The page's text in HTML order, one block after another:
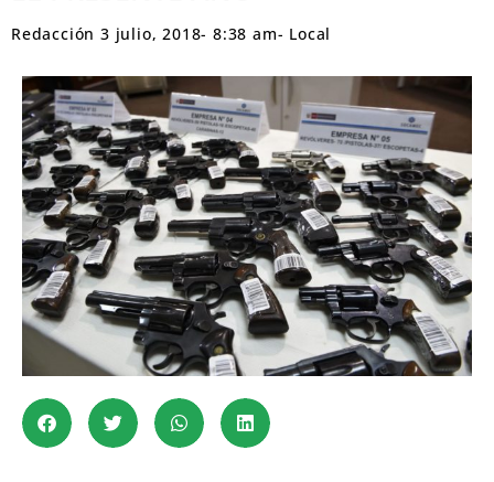
Redacción 3 julio, 2018- 8:38 am- Local